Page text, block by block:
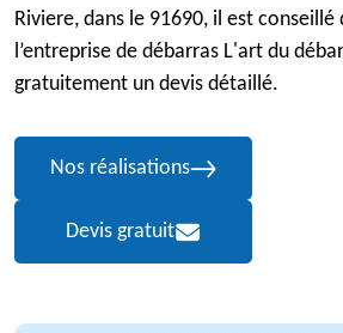
Riviere, dans le 91690, il est
l’entreprise de débarras L'art du
gratuitement un devis détaillé.
Nos réalisations
Devis gratuit